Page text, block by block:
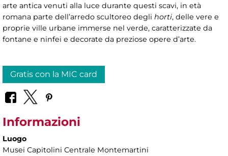
arte antica venuti alla luce durante questi scavi, in età
romana parte dell’arredo scultoreo degli horti, delle vere e
proprie ville urbane immerse nel verde, caratterizzate da
fontane e ninfei e decorate da preziose opere d’arte.
Gratis con la MIC card
Informazioni
Luogo
Musei Capitolini Centrale Montemartini